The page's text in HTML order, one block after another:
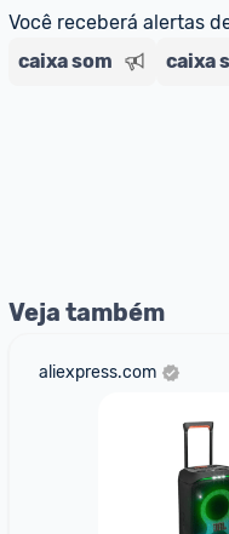
Você receberá alertas
caixa som
caixa
Veja também
aliexpress.com